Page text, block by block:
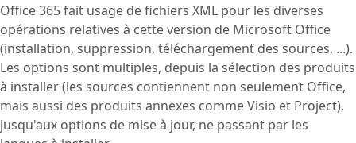
Office 365 fait usage de fichiers XML pour les diverses
opérations relatives à cette version de Microsoft Office
(installation, suppression, téléchargement des sources, ...).
Les options sont multiples, depuis la sélection des produits
à installer (les sources contiennent non seulement Office,
mais aussi des produits annexes comme Visio et Project),
jusqu'aux options de mise à jour, ne passant par les